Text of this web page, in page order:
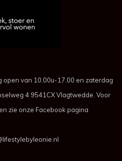
open van 10.00u-17.00 en zaterdag
4 9541CX Vlagtwedde. Voor
zie onze Facebook pagina